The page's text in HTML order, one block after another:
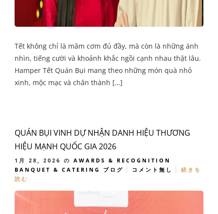
Tết không chỉ là mâm cơm đủ đầy, mà còn là những ánh
nhìn, tiếng cười và khoảnh khắc ngồi cạnh nhau thật lâu.
Hamper Tết Quán Bụi mang theo những món quà nhỏ
xinh, mộc mạc và chân thành […]
QUÁN BỤI VINH DỰ NHẬN DANH HIỆU THƯƠNG
HIỆU MẠNH QUỐC GIA 2026
1月 28, 2026 の AWARDS & RECOGNITION
BANQUET & CATERING
ブログ コメント無し
続きを
読む